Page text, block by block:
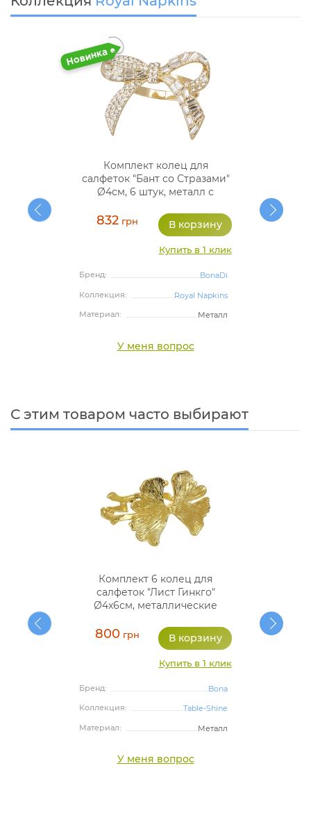
Комплект колец для
салфеток "Бант со Стразами"
Ø4см, 6 штук, металл с
832 грн
Купить в 1 клик
Бренд:
BonaDi
Коллекция:
Royal Napkins
Материал:
Металл
У меня вопрос
С этим товаром часто выбирают
Комплект 6 колец для
салфеток "Лист Гинкго"
Ø4х6см, металлические
800 грн
Купить в 1 клик
Бренд:
Bona
Коллекция:
Table-Shine
Материал:
Металл
У меня вопрос